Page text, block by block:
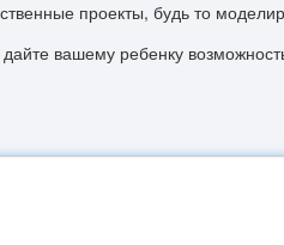
проекты, будь то
вашему ребенку